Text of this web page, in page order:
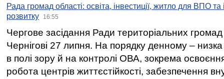
Рада громад області: освіта, інвестиції, житло для ВПО
розвитку
16:55
Чергове засідання Ради територіальних громад
Чернігові 27 липня. На порядку денному –
в полі зору й на контролі ОВА, зокрема освоєння
робота центрів життєстійкості, забезпечення